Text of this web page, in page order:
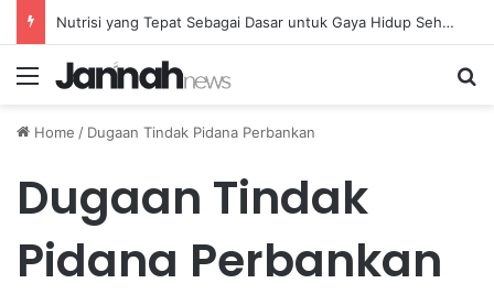
Nutrisi yang Tepat Sebagai Dasar untuk Gaya Hidup Sehat dan Berkelanjutan
Menu
Home / Dugaan Tindak Pidana Perbankan
Dugaan Tindak
Pidana Perbankan